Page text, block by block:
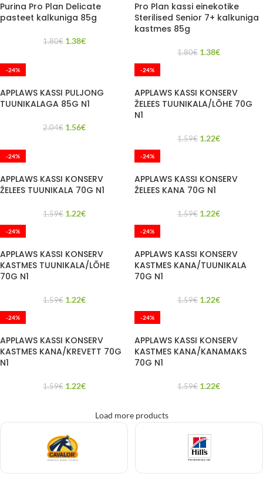
Purina Pro Plan Delicate
pasteet kalkuniga 85g
1.80€ 1.38€
Pro Plan kassi einekotike
Sterilised Senior 7+ kalkuniga
kastmes 85g
1.80€ 1.38€
-24%
APPLAWS KASSI PULJONG
TUUNIKALAGA 85G N1
2.04€ 1.56€
-24%
APPLAWS KASSI KONSERV
ŽELEES TUUNIKALA/LÕHE 70G
N1
1.59€ 1.22€
-24%
APPLAWS KASSI KONSERV
ŽELEES TUUNIKALA 70G N1
1.59€ 1.22€
-24%
APPLAWS KASSI KONSERV
ŽELEES KANA 70G N1
1.59€ 1.22€
-24%
APPLAWS KASSI KONSERV
KASTMES TUUNIKALA/LÕHE
70G N1
1.59€ 1.22€
-24%
APPLAWS KASSI KONSERV
KASTMES KANA/TUUNIKALA
70G N1
1.59€ 1.22€
-24%
APPLAWS KASSI KONSERV
KASTMES KANA/KREVETT 70G
N1
1.59€ 1.22€
-24%
APPLAWS KASSI KONSERV
KASTMES KANA/KANAMAKS
70G N1
1.59€ 1.22€
Load more products